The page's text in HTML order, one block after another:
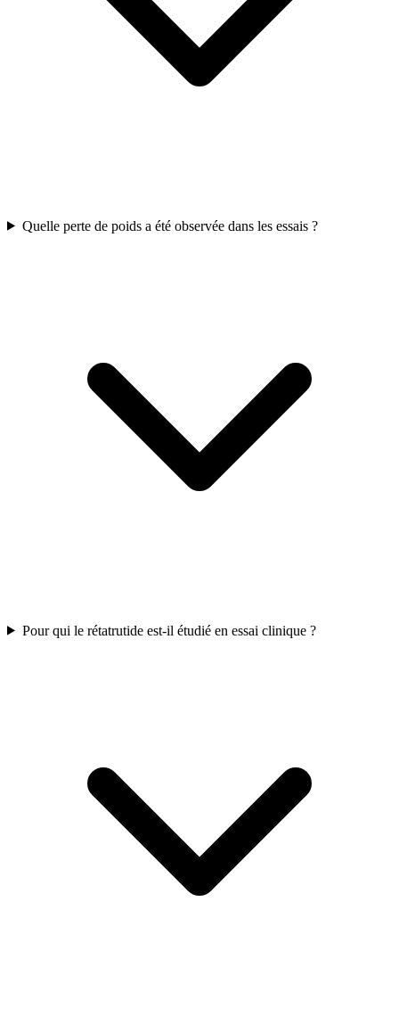
Quelle perte de poids a été observée dans les essais ?
Pour qui le rétatrutide est-il étudié en essai clinique ?